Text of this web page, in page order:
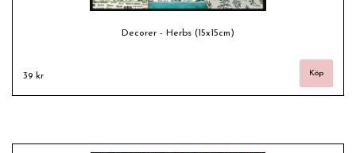
Decorer - Herbs (15x15cm)
39 kr